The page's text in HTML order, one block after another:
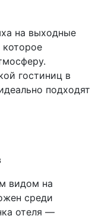
на выходные
которое
гостиниц в
подходят
видом на
среди
отеля —